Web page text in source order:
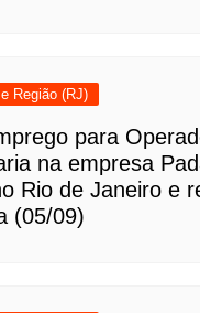
Região (RJ)
para
na empresa
Rio de Janeiro e
(05/09)